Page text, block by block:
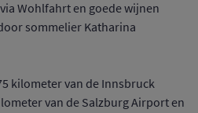
Wohlfahrt en goede wijnen
sommelier Katharina
kilometer van de Innsbruck
van de Salzburg Airport en